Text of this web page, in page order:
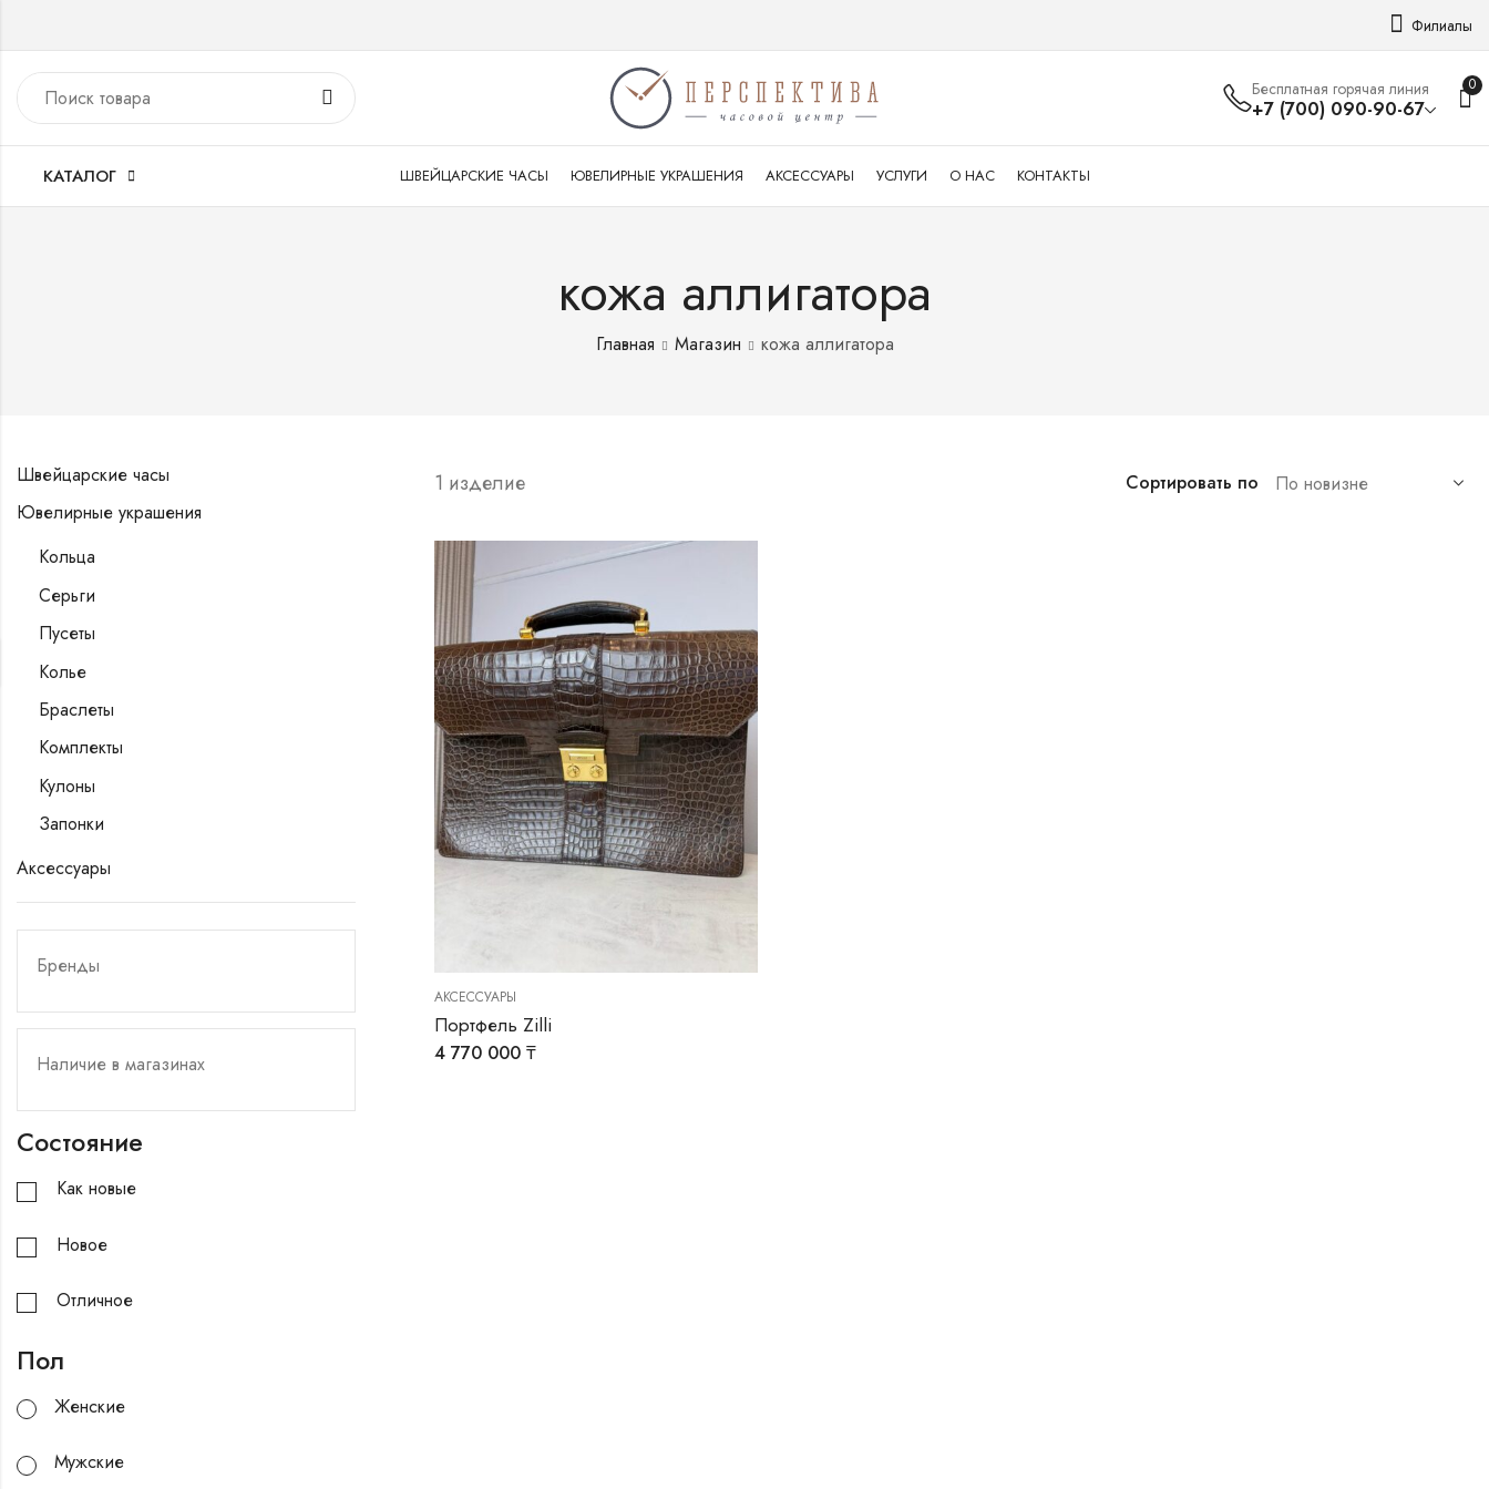
Филиалы
Бесплатная горячая линия
+7 (700) 090-90-67
0
КАТАЛОГ ШВЕЙЦАРСКИЕ ЧАСЫ ЮВЕЛИРНЫЕ УКРАШЕНИЯ АКСЕССУАРЫ УСЛУГИ О НАС КОНТАКТЫ
кожа аллигатора
Главная Магазин кожа аллигатора
1 изделие Сортировать по
АКСЕССУАРЫ
Портфель Zilli
4 770 000 ₸
Швейцарские часы
Ювелирные украшения
Кольца
Серьги
Пусеты
Колье
Браслеты
Комплекты
Кулоны
Запонки
Аксессуары
Состояние
Как новые
Новое
Отличное
Пол
Женские
Мужские